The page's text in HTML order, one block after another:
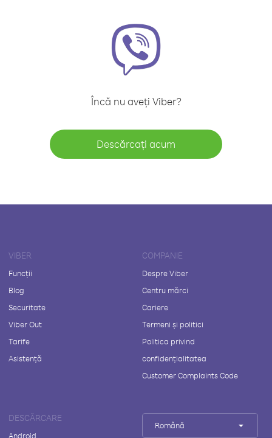
Încă nu aveți Viber?
Descărcați acum
VIBER
Funcții
Blog
Securitate
Viber Out
Tarife
Asistență
COMPANIE
Despre Viber
Centru mărci
Cariere
Termeni și politici
Politica privind
confidențialitatea
Customer Complaints Code
DESCĂRCARE
Android
Română